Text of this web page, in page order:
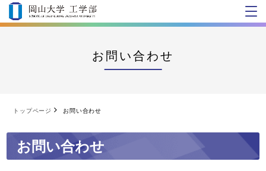
お問い合わせ
トップページ お問い合わせ
お問い合わせ